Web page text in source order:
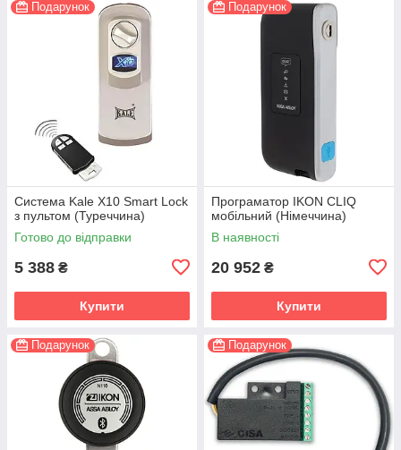
Подарунок
Система Kale X10 Smart Lock
з пультом (Туреччина)
Готово до відправки
5 388 ₴
Купити
Подарунок
Програматор IKON CLIQ
мобільний (Німеччина)
В наявності
20 952 ₴
Купити
Подарунок Подарунок